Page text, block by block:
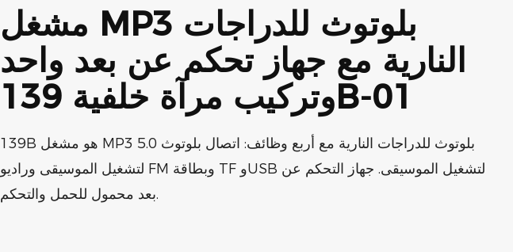
مشغل MP3 بلوتوث للدراجات
النارية مع جهاز تحكم عن بعد واحد
وتركيب مرآة خلفية 139B-01
139B هو مشغل MP3 بلوتوث للدراجات النارية مع أربع وظائف: اتصال بلوتوث 5.0
لتشغيل الموسيقى وراديو FM وبطاقة TF وUSB لتشغيل الموسيقى. جهاز التحكم عن
بعد محمول للحمل والتحكم.